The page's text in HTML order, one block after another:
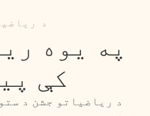
د
په یوه
کې
د ریاضیاتو جشن د